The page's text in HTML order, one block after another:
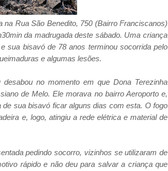
Rua São Benedito, 750 (Bairro Franciscanos)
da madrugada deste sábado. Uma criança
sua bisavó de 78 anos terminou socorrida pelo
e algumas lesões.
no momento em que Dona Terezinha
de Melo. Ele morava no bairro Aeroporto e,
sua bisavó ficar alguns dias com esta. O fogo
e, logo, atingiu a rede elétrica e material de
pedindo socorro, vizinhos se utilizaram de
rápido e não deu para salvar a criança que